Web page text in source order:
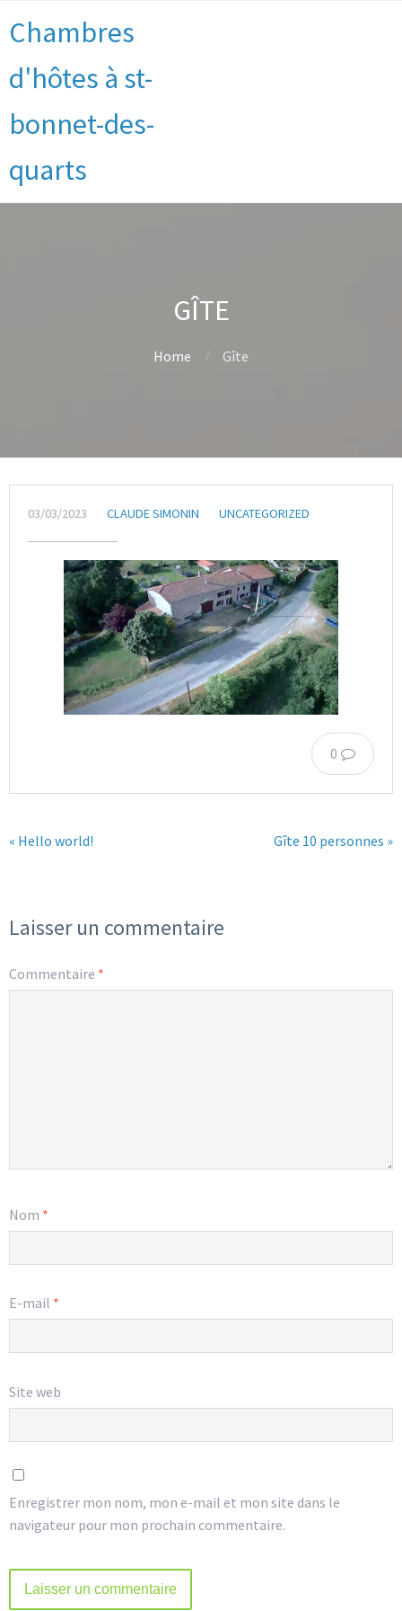
Chambres
d'hôtes à st-
bonnet-des-
quarts
GÎTE
Home Gîte
03/03/2023 CLAUDE SIMONIN UNCATEGORIZED
0
« Hello world! Gîte 10 personnes »
Laisser un commentaire
Commentaire *
Nom *
E-mail *
Site web
Enregistrer mon nom, mon e-mail et mon site dans le
navigateur pour mon prochain commentaire.